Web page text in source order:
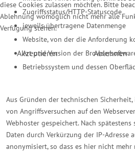
Zugriffsstatus/HTTP-Statuscode
jeweils übertragene Datenmenge
Website, von der die Anforderung
Art und Version der
Betriebssystem und dessen
Aus Gründen der technischen
von Angriffsversuchen auf den
Webhoster gespeichert. Nach
Daten durch Verkürzung der IP-Adresse
anonymisiert, so dass es hier nicht
diese Cookies zulassen möchten. Bitte
Ablehnung womöglich nicht mehr alle
Verfügung stehen.
Akzeptieren Ablehnen